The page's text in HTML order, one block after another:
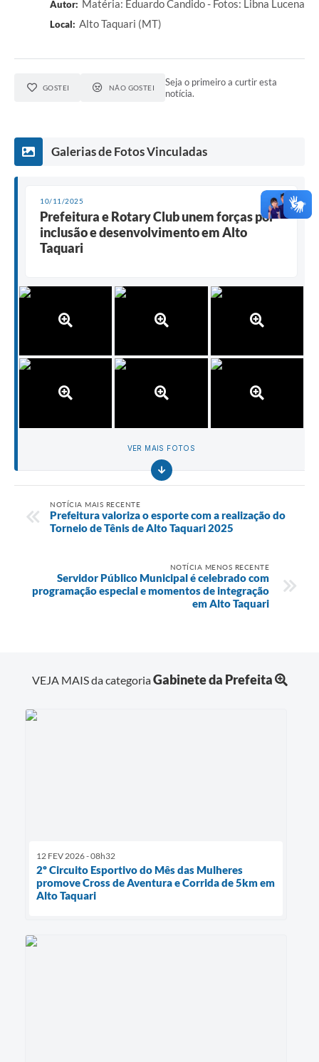
Autor: Matéria: Eduardo Candido - Fotos: Libna Lucena
Local: Alto Taquari (MT)
GOSTEI NÃO GOSTEI
Seja o primeiro a curtir esta
notícia.
Galerias de Fotos Vinculadas
10/11/2025
Prefeitura e Rotary Club unem forças por
inclusão e desenvolvimento em Alto
Taquari
VER MAIS FOTOS
NOTÍCIA MAIS RECENTE
Prefeitura valoriza o esporte com a realização do
Torneio de Tênis de Alto Taquari 2025
NOTÍCIA MENOS RECENTE
Servidor Público Municipal é celebrado com
programação especial e momentos de integração
em Alto Taquari
VEJA MAIS da categoriaGabinete da Prefeita
12 FEV 2026 - 08h32
2º Circuito Esportivo do Mês das Mulheres
promove Cross de Aventura e Corrida de 5km em
Alto Taquari